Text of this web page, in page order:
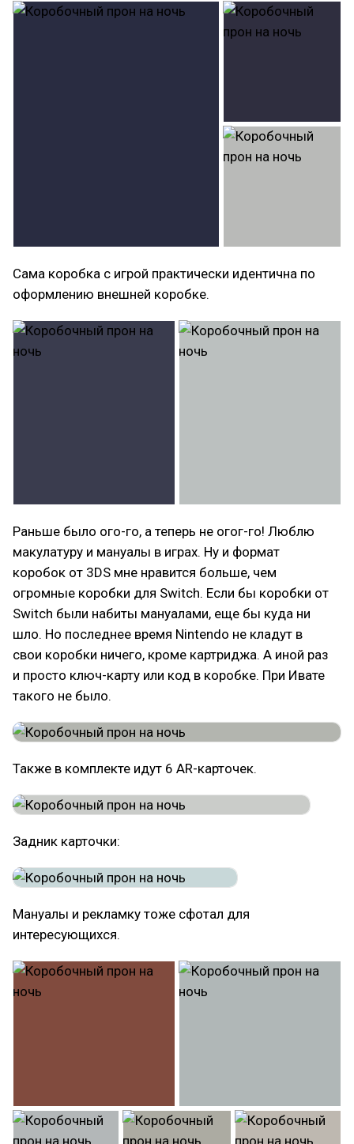
Сама коробка с игрой практически идентична по
оформлению внешней коробке.
Раньше было ого-го, а теперь не огог-го! Люблю
макулатуру и мануалы в играх. Ну и формат
коробок от 3DS мне нравится больше, чем
огромные коробки для Switch. Если бы коробки от
Switch были набиты мануалами, еще бы куда ни
шло. Но последнее время Nintendo не кладут в
свои коробки ничего, кроме картриджа. А иной раз
и просто ключ-карту или код в коробке. При Ивате
такого не было.
Также в комплекте идут 6 AR-карточек.
Задник карточки:
Мануалы и рекламку тоже сфотал для
интересующихся.